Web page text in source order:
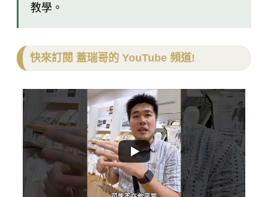
教學。
快來訂閱 蓋瑞哥的 YouTube 頻道!